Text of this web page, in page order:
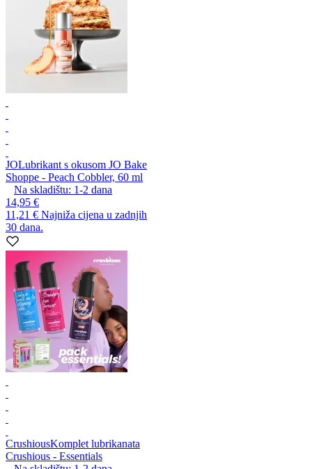
JOLubrikant s okusom JO Bake
Shoppe - Peach Cobbler, 60 ml
Na skladištu: 1-2 dana
14,95 €
11,21 € Najniža cijena u zadnjih
30 dana.
CrushiousKomplet lubrikanata
Crushious - Essentials